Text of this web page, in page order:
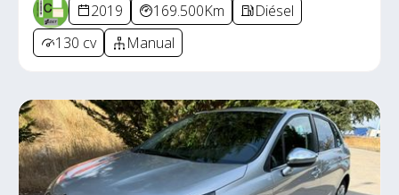
2019 169.500Km
Diésel
130 cv
Manual